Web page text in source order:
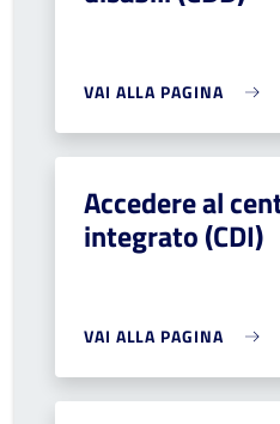
VAI ALLA PAGINA
Accedere al
integrato (CDI)
VAI ALLA PAGINA